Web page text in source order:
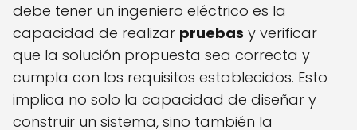
debe tener un ingeniero eléctrico es la
capacidad de realizar pruebas y verificar
que la solución propuesta sea correcta y
cumpla con los requisitos establecidos. Esto
implica no solo la capacidad de diseñar y
construir un sistema, sino también la